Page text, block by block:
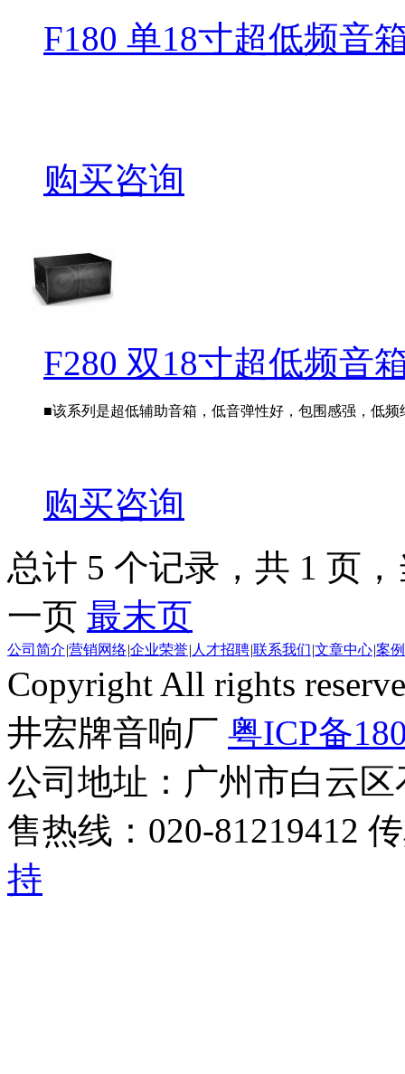
F180 单18寸超低频音
购买咨询
F280 双18寸超低频音
■该系列是超低辅助音箱，低音弹性好，包围感强，低
购买咨询
总计 5 个记录，共 1 页
一页 最末页
公司简介|营销网络|企业荣誉|人才招聘|联系我们|文章中心|案
Copyright All rights
井宏牌音响厂 粤ICP备
公司地址：广州市白云
售热线：020-81219412
持